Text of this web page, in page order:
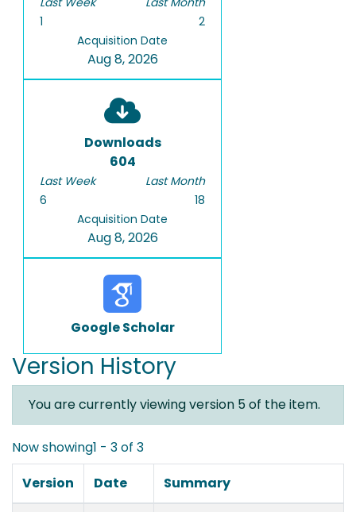
1
2
Acquisition Date
Aug 8, 2026
Downloads
604
Last Week
6
Last Month
18
Acquisition Date
Aug 8, 2026
Google Scholar
Version History
You are currently viewing version 5 of the item.
Now showing1 - 3 of 3
Version
Date Summary